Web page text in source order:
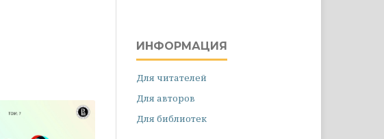
ИНФОРМАЦИЯ
Для читателей
Для авторов
Для библиотек